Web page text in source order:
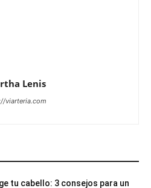
Lenis
viarteria.com
tu cabello: 3 consejos para un